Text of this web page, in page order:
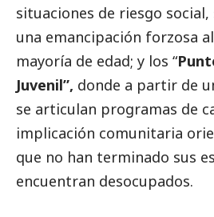
situaciones de riesgo social,
una emancipación forzosa
mayoría de edad; y los “
Juvenil”, donde a partir de
se articulan programas de
implicación comunitaria
que no han terminado sus
encuentran desocupados.